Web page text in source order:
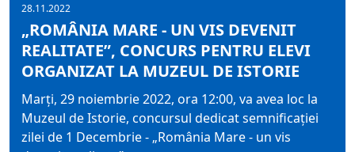
28.11.2022
„ROMÂNIA MARE - UN VIS DEVENIT
REALITATE”, CONCURS PENTRU ELEVI
ORGANIZAT LA MUZEUL DE ISTORIE
Marți, 29 noiembrie 2022, ora 12:00, va avea loc la
Muzeul de Istorie, concursul dedicat semnificației
zilei de 1 Decembrie - „România Mare - un vis